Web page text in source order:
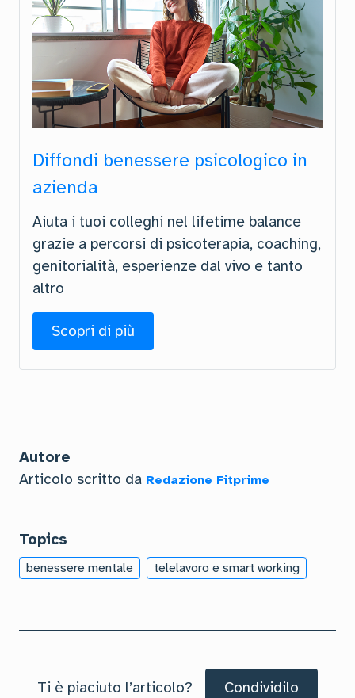
Diffondi benessere psicologico in
azienda
Aiuta i tuoi colleghi nel lifetime balance
grazie a percorsi di psicoterapia, coaching,
genitorialità, esperienze dal vivo e tanto
altro
Scopri di più
Autore
Articolo scritto da Redazione Fitprime
Topics
benessere mentale telelavoro e smart working
Ti è piaciuto l’articolo? Condividilo